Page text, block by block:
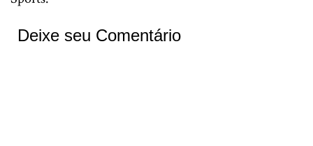
Deixe seu Comentário